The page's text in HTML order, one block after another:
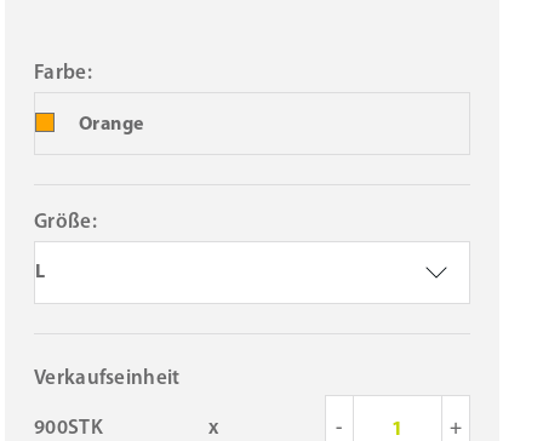
Orange
Farbe:
L
Größe:
Verkaufseinheit
900STK x - +